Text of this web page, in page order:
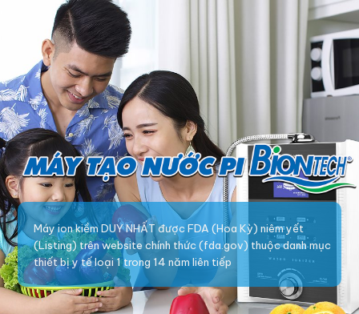
Máy ion kiềm DUY NHẤT được FDA (Hoa Kỳ) niêm yết
(Listing) trên website chính thức (fda.gov) thuộc danh mục
thiết bị y tế loại 1 trong 14 năm liên tiếp